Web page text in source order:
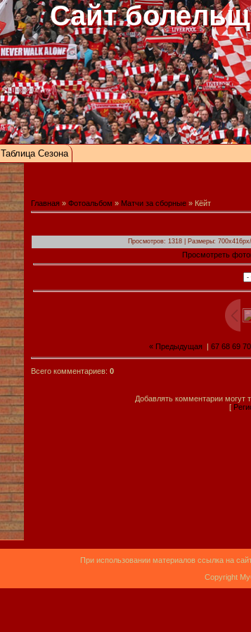
Сайт
Таблица Сезона
Главная » Фотоальбом » Матчи за сборные » Кёйт
Просмотров: 1318 | Размеры:
Просмотреть
« Предыдущая 67 68 69 70
Всего комментариев: 0
Добавлять комментарии могут
[
При использовании материалов ссылка на
Copyright